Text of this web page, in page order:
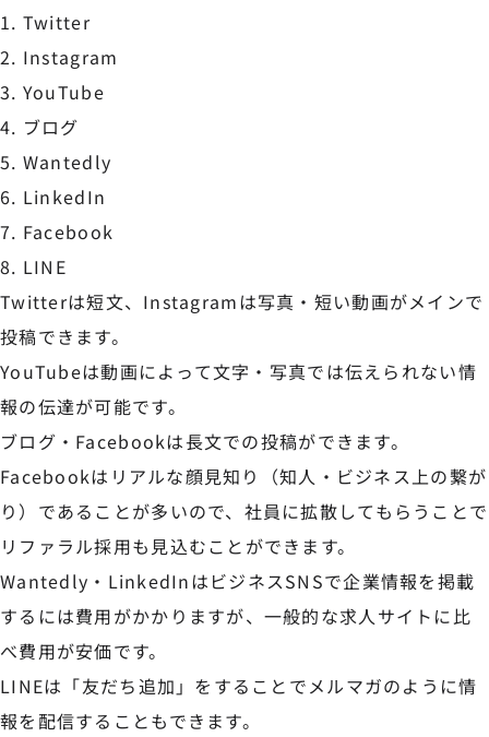
Twitter
Instagram
YouTube
ブログ
Wantedly
LinkedIn
Facebook
LINE
Twitterは短文、Instagramは写真・短い動画がメインで
投稿できます。
YouTubeは動画によって文字・写真では伝えられない情
報の伝達が可能です。
ブログ・Facebookは長文での投稿ができます。
Facebookはリアルな顔見知り（知人・ビジネス上の繋が
り）であることが多いので、社員に拡散してもらうことで
リファラル採用も見込むことができます。
Wantedly・LinkedInはビジネスSNSで企業情報を掲載
するには費用がかかりますが、一般的な求人サイトに比
べ費用が安価です。
LINEは「友だち追加」をすることでメルマガのように情
報を配信することもできます。